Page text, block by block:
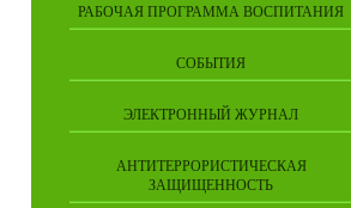
РАБОЧАЯ ПРОГРАММА ВОСПИТАНИЯ
СОБЫТИЯ
ЭЛЕКТРОННЫЙ ЖУРНАЛ
АНТИТЕРРОРИСТИЧЕСКАЯ
ЗАЩИЩЕННОСТЬ